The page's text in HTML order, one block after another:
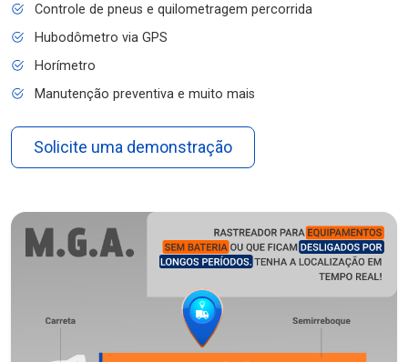
Controle de pneus e quilometragem percorrida
Hubodômetro via GPS
Horímetro
Manutenção preventiva e muito mais
Solicite uma demonstração